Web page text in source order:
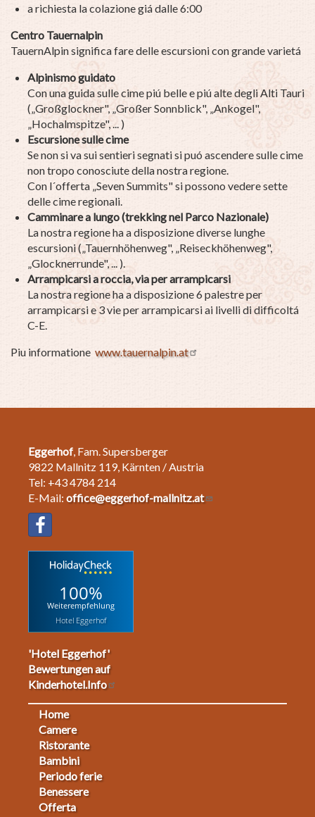
a richiesta la colazione giá dalle 6:00
Centro Tauernalpin
TauernAlpin significa fare delle escursioni con grande varietá
Alpinismo guidato
Con una guida sulle cime piú belle e piú alte degli Alti Tauri
(„Großglockner", „Großer Sonnblick", „Ankogel",
„Hochalmspitze", ... )
Escursione sulle cime
Se non si va sui sentieri segnati si puó ascendere sulle cime
non tropo conosciute della nostra regione.
Con l´offerta „Seven Summits" si possono vedere sette
delle cime regionali.
Camminare a lungo (trekking nel Parco Nazionale)
La nostra regione ha a disposizione diverse lunghe
escursioni („Tauernhöhenweg", „Reiseckhöhenweg",
„Glocknerrunde", ... ).
Arrampicarsi a roccia, via per arrampicarsi
La nostra regione ha a disposizione 6 palestre per
arrampicarsi e 3 vie per arrampicarsi ai livelli di difficoltá
C-E.
Piu informatione www.tauernalpin.at
Eggerhof , Fam. Supersberger
9822 Mallnitz 119, Kärnten / Austria
Tel: +43 4784 214
E-Mail: office@eggerhof-mallnitz.at
100%
Weiterempfehlung
Hotel Eggerhof
'Hotel Eggerhof'
Bewertungen auf
Kinderhotel.Info
Footermenu
Home
Camere
Ristorante
Bambini
Periodo ferie
Benessere
Offerta